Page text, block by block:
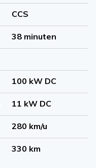
CCS
38 minuten
100 kW DC
11 kW DC
280 km/u
330 km